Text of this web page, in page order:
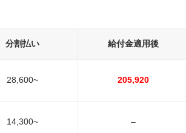
分割払い 給付金適用後
28,600~ 205,920
14,300~ –